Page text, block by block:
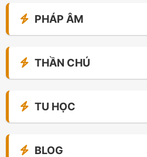
PHÁP ÂM
THẦN CHÚ
TU HỌC
BLOG